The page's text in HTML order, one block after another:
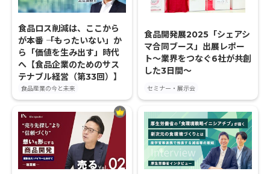
食品ロス削減は、ここから
が本番 ――「もったいない」か
ら「価値を生み出す」時代
へ【食品企業のためのサス
テナブル経営（第33回）】
食品産業の今と未来
食品開発展2025「シェアシ
マ合同ブース」出展レポー
ト〜業界をつなぐ6社が共創
した3日間〜
セミナー・展示会